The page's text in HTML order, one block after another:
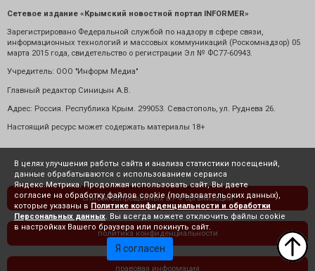
Сетевое издание «Крымский новостной портал INFORMER»
Зарегистрировано Федеральной службой по надзору в сфере связи,
информационных технологий и массовых коммуникаций (Роскомнадзор) 05
марта 2015 года, свидетельство о регистрации Эл № ФС77-60943.
Учредитель: ООО "Информ Медиа"
Главный редактор Синицын А.В.
Адрес: Россия. Республика Крым. 299053. Севастополь, ул. Руднева 26.
Настоящий ресурс может содержать материалы 18+
список запрещенных в РФ организаций
политика конфиденциальности
правовая информация
В целях улучшения работы сайта и анализа статистики посещений,
данные обрабатываются с использованием сервиса
Яндекс.Метрика. Продолжая использовать сайт, Вы даете
согласие на обработку файлов cookie (пользовательских данных),
которые указаны в Политике конфиденциальности и обработки
Персональных данных . Вы всегда можете отключить файлы cookie
в настройках Вашего браузера или покинуть сайт.
Я согласен